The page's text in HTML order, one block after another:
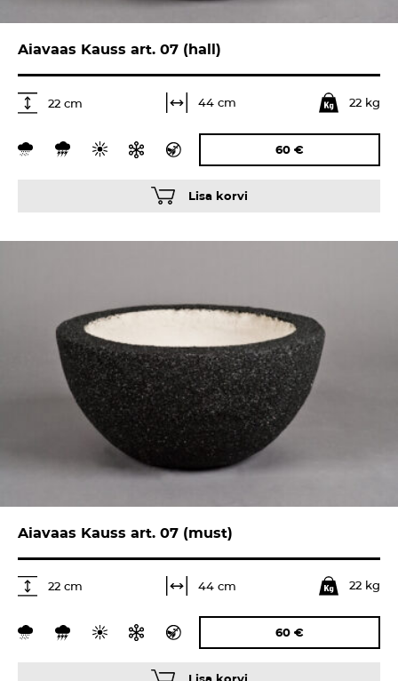
Aiavaas Kauss art. 07 (hall)
22 cm 44 cm 22 kg
60 €
Lisa korvi
Aiavaas Kauss art. 07 (must)
22 cm 44 cm 22 kg
60 €